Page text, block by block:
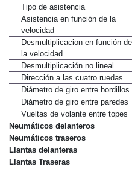
Tipo de asistencia
Asistencia en función de la
velocidad
Desmultiplicacion en función de
la velocidad
Desmultiplicación no lineal
Dirección a las cuatro ruedas
Diámetro de giro entre bordillos
Diámetro de giro entre paredes
Vueltas de volante entre topes
Neumáticos delanteros
Neumáticos traseros
Llantas delanteras
Llantas Traseras